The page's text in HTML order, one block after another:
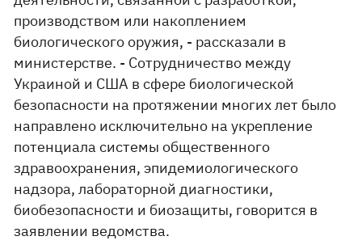
производством или накоплением
биологического оружия, - рассказали в
министерстве. - Сотрудничество между
Украиной и США в сфере биологической
безопасности на протяжении многих лет было
направлено исключительно на укрепление
потенциала системы общественного
здравоохранения, эпидемиологического
надзора, лабораторной диагностики,
биобезопасности и биозащиты, говорится в
заявлении ведомства.